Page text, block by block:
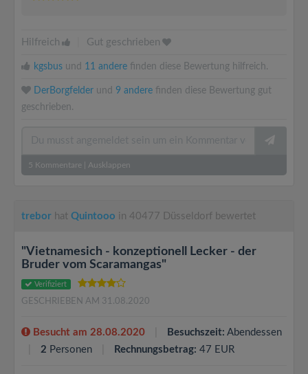
Hilfreich Gut geschrieben
kgsbus und 11 andere finden diese Bewertung hilfreich.
DerBorgfelder und 9 andere finden diese Bewertung gut
geschrieben.
5 Kommentare Ausklappen
trebor hat Quintooo in 40477 Düsseldorf bewertet
"Vietnamesich - konzeptionell Lecker - der
Bruder vom Scaramangas"
Verifiziert
GESCHRIEBEN AM 31.08.2020
Besucht am 28.08.2020 Besuchszeit: Abendessen
2 Personen Rechnungsbetrag: 47 EUR